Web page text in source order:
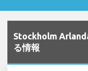
Stockholm
る情報